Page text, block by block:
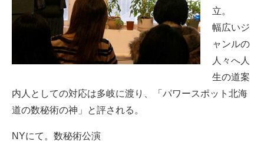
立。
幅広いジ
ャンルの
人々へ人
生の道案
内人としての対応は多岐に渡り、「パワースポット北海
道の数秘術の神」と評される。
NYにて。数秘術公演